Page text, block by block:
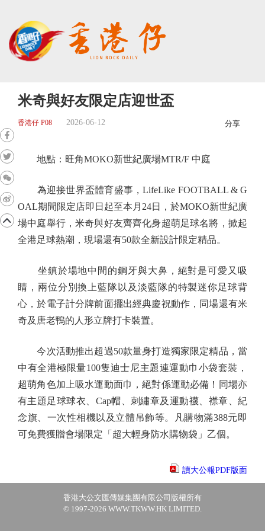
米奇與好友限定店迎世盃
香港仔 P08 2026-06-12 分享
地點：旺角MOKO新世紀廣場MTR/F 中庭
為迎接世界盃體育盛事，LifeLike FOOTBALL & G
OAL期間限定店即日起至本月24日，於MOKO新世紀廣
場中庭舉行，米奇與好友齊齊化身超萌足球名將，掀起
全港足球熱潮，現場還有50款全新設計限定精品。
坐鎮於場地中間的鋼牙與大鼻，絕對是可愛又吸
睛，兩位分別換上藍隊以及淡藍隊的特製迷你足球背
心，於電子計分牌前面擺出經典慶祝動作，同場還有米
奇及唐老鴨的人形立牌打卡裝置。
今次活動推出超過50款量身打造獨家限定精品，當
中有全港極限量100隻迪士尼主題連運動巾小袋套裝，
超萌角色加上吸水運動面巾，絕對係運動必備！同場亦
有主題足球球衣、Cap帽、刺繡章及運動襪、襟章、紀
念旗、一次性相機以及立體吊飾等。凡購物滿388元即
可免費獲贈會場限定「超大輕身防水購物袋」乙個。
讀大公報PDF版面
香港大公文匯傳媒集團有限公司版權所有
© 1997-2026 WWW.TKWW.HK LIMITED.